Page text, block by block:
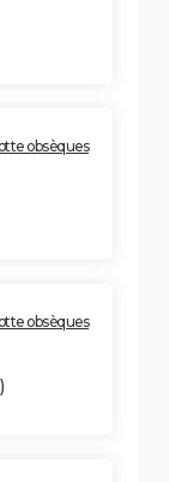
obsèques
obsèques
)